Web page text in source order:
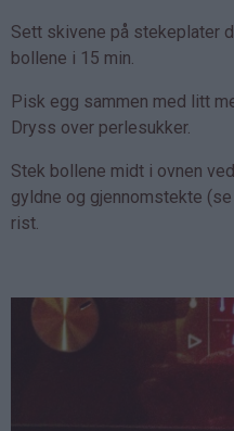
Sett skivene på stekeplater
bollene i 15 min.
Pisk egg sammen med litt
Dryss over perlesukker.
Stek bollene midt i ovnen
gyldne og gjennomstekte
rist.